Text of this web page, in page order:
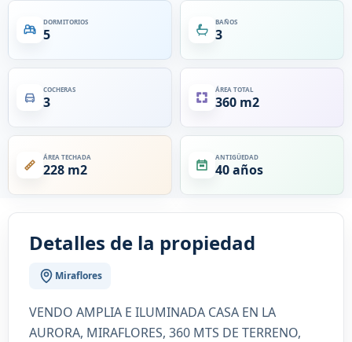
DORMITORIOS
5
BAÑOS
3
COCHERAS
3
ÁREA TOTAL
360 m2
ÁREA TECHADA
228 m2
ANTIGÜEDAD
40 años
Detalles de la propiedad
Miraflores
VENDO AMPLIA E ILUMINADA CASA EN LA
AURORA, MIRAFLORES, 360 MTS DE TERRENO,